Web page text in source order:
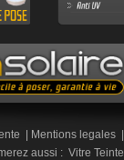
| Mentions legales |
aussi : Vitre Teinte